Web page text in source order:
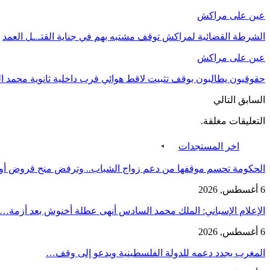
عين على مراكش
الشرطة القضائية لمراكش توقف مشتبه بهم في جناية القتـ.ـل العمد
عين على مراكش
حقوقيون يطالبون بوقف تثبيت لاقط هوائي قرب داخلية ثانوية محمد
السابق التالي
التعليقات مغلقة.
اخر المستجدات
الحكومة تحسم موقفها من دعم زواج الشباب.. وترفض منح قروض
6 أغسطس, 2026
الإعلام الإسباني: الملك محمد السادس أنهى عطلة أخنوش بعد أزمة…
6 أغسطس, 2026
المغرب يجدد دعمه للدولة الفلسطينية ويدعو إلى وقف…